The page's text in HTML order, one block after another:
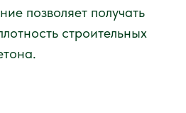
позволяет получать
строительных